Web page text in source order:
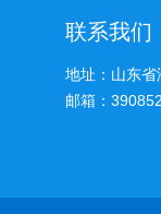
联系我们
地址：山东省
邮箱：